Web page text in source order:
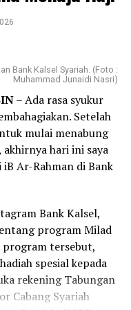
Bank Kalsel Syariah. (Foto :
Muhammad Junaidi Nasri)
– Ada rasa syukur
Setelah
mulai menabung
hari ini saya
Ar-Rahman di Bank
Bank Kalsel,
program Milad
program tersebut,
spesial kepada
rekening Tabungan
Cabang Syariah